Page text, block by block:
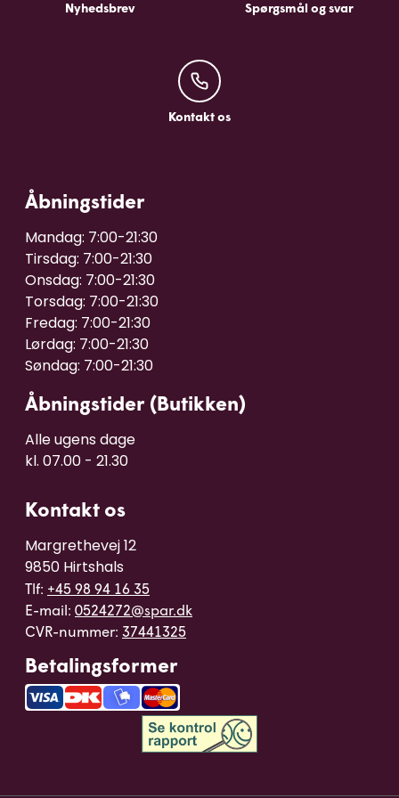
Nyhedsbrev
Spørgsmål og svar
Kontakt os
Kontakt os
Åbningstider
Mandag: 7:00-21:30
Tirsdag: 7:00-21:30
Onsdag: 7:00-21:30
Torsdag: 7:00-21:30
Fredag: 7:00-21:30
Lørdag: 7:00-21:30
Åbningstider (Butikken)
Alle ugens dage
kl. 07.00 - 21.30
Kontakt os
Margrethevej 12
9850 Hirtshals
Tlf: +45 98 94 16 35
E-mail: 0524272@spar.dk
CVR-nummer: 37441325
Betalingsformer